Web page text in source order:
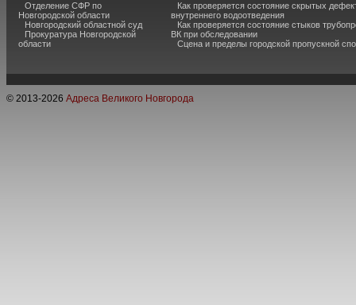
Отделение СФР по
Новгородской области
Новгородский областной суд
Прокуратура Новгородской
области
Как проверяется состояние скрытых
внутреннего водоотведения
Как проверяется состояние стыков
ВК при обследовании
Сцена и пределы городской пропускной
© 2013-2026 Адреса Великого Новгорода